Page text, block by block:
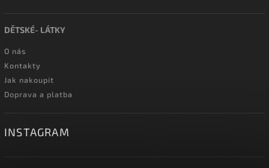
DĚTSKÉ- LÁTKY
O nás
Kontakty
Jak nakoupit
Doprava a platba
INSTAGRAM